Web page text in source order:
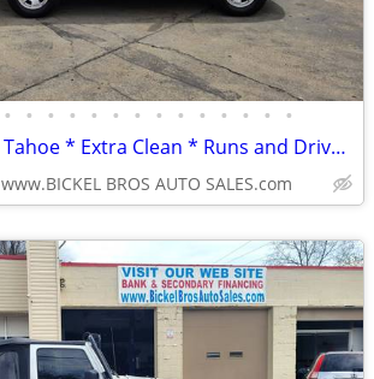
• • • • • • • • • • • • • •
💥💥 2014 Chevy Tahoe * Extra Clean * Runs and Drives Great * Trades
www.BICKEL BROS AUTO SALES.com